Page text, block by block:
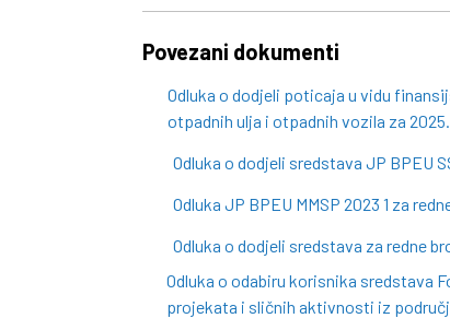
Povezani dokumenti
Odluka o dodjeli poticaja u vidu
otpadnih ulja i otpadnih vozila za
Odluka o dodjeli sredstava JP BPEU
Odluka JP BPEU MMSP 2023 1 za
Odluka o dodjeli sredstava za redne
Odluka o odabiru korisnika sredstava
projekata i sličnih aktivnosti iz